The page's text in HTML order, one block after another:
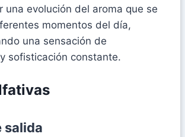
una evolución del aroma que se
momentos del día,
una sensación de
sofisticación constante.
salida